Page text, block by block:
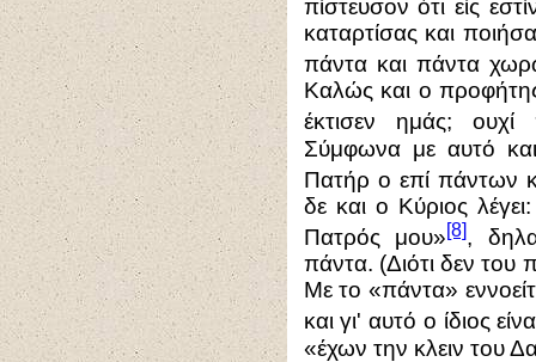
πίστευσον ότι είς
καταρτίσας και
πάντα και πάντα
Καλώς και ο
έκτισεν ημάς;
Σύμφωνα με αυτό
Πατήρ ο επί πάντων
δε και ο Κύριος
Πατρός μου»[8],
πάντα. (Διότι δεν του
Με το «πάντα»
και γι' αυτό ο ίδιος
«έχων την κλειν του